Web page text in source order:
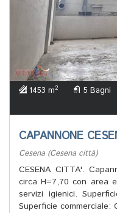
1453 m2 5 Bagni
CAPANNONE
Cesena (Cesena città)
CESENA CITTA'.
circa H=7,70 con area
servizi igienici.
Superficie commerciale: